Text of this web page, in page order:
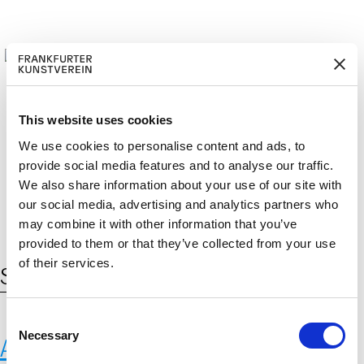
This website uses cookies
We use cookies to personalise content and ads, to
provide social media features and to analyse our traffic.
We also share information about your use of our site with
our social media, advertising and analytics partners who
may combine it with other information that you’ve
provided to them or that they’ve collected from your use
of their services.
o
n
Necessary
M
ITGLIED W
ERD
EN
Cerca: DE EN
Schlagwort:
Abgüsse prähistorischer